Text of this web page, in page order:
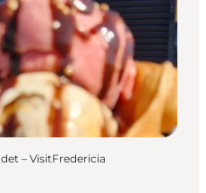
– VisitFredericia